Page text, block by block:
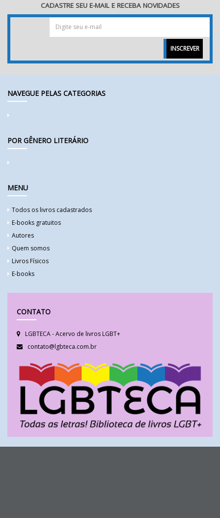
CADASTRE SEU E-MAIL E RECEBA NOVIDADES
INSCREVER
NAVEGUE PELAS CATEGORIAS
POR GÊNERO LITERÁRIO
MENU
Todos os livros cadastrados
E-books gratuitos
Autores
Quem somos
Livros Físicos
E-books
CONTATO
LGBTECA - Acervo de livros LGBT+
contato@lgbteca.com.br